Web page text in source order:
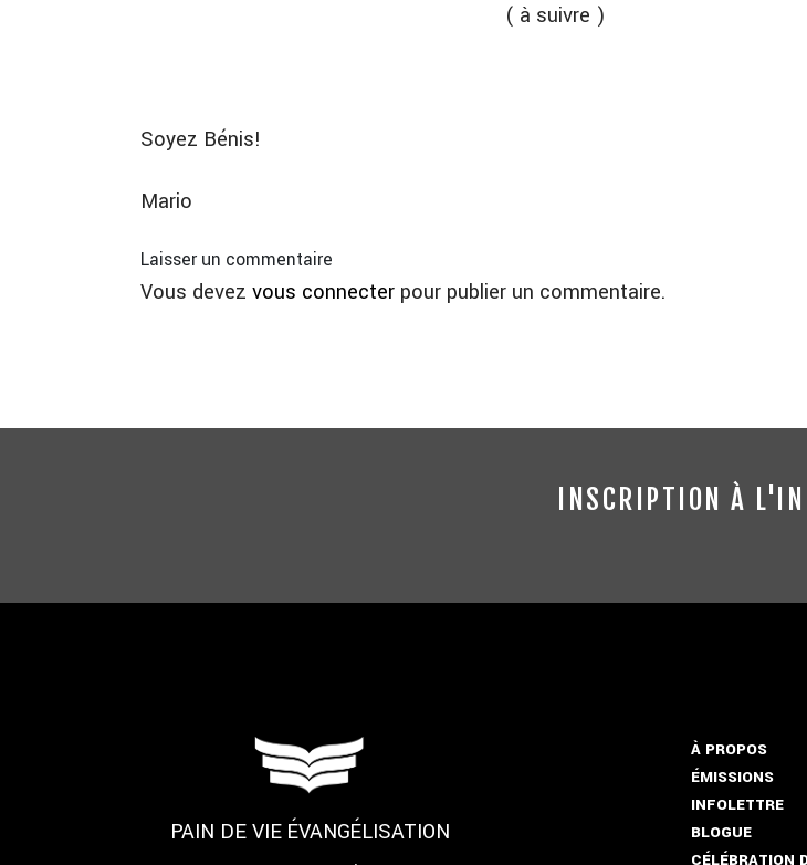
( à suivre )
Soyez Bénis!
Mario
Laisser un commentaire
Vous devez vous connecter pour publier un commentaire.
INSCRIPTION À
PAIN DE VIE ÉVANGÉLISATION
À PROPOS
ÉMISSIONS
INFOLETTRE
BLOGUE
CÉLÉBRATION